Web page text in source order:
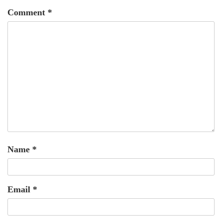
Comment *
Name *
Email *